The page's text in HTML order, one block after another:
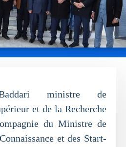
ministre de
et de la Recherche
du Ministre de
et des Start-